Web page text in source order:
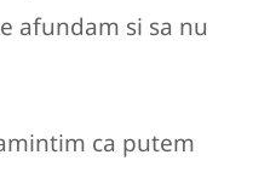
afundam si sa nu
ca putem